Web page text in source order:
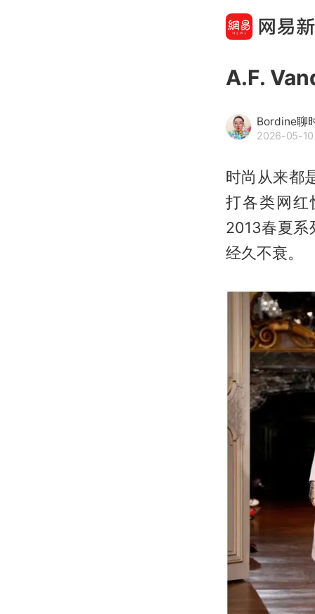
A.F.
Bordine聊
2026-05-10
时尚从来都
打各类网红
2013春夏系
经久不衰。